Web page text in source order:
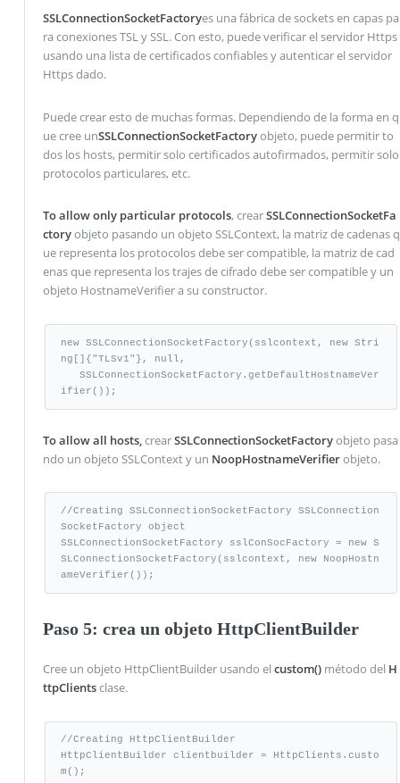
SSLConnectionSocketFactoryes una fábrica de sockets en capas pa
ra conexiones TSL y SSL. Con esto, puede verificar el servidor Https
usando una lista de certificados confiables y autenticar el servidor
Https dado.
Puede crear esto de muchas formas. Dependiendo de la forma en q
ue cree unSSLConnectionSocketFactoryobjeto, puede permitir to
dos los hosts, permitir solo certificados autofirmados, permitir solo
protocolos particulares, etc.
To allow only particular protocols, crearSSLConnectionSocketFa
ctoryobjeto pasando un objeto SSLContext, la matriz de cadenas q
ue representa los protocolos debe ser compatible, la matriz de cad
enas que representa los trajes de cifrado debe ser compatible y un
objeto HostnameVerifier a su constructor.
new SSLConnectionSocketFactory(sslcontext, new Stri
ng[]{"TLSv1"}, null,
ifier());
To allow all hosts, crearSSLConnectionSocketFactoryobjeto pasa
ndo un objeto SSLContext y un NoopHostnameVerifierobjeto.
//Creating SSLConnectionSocketFactory SSLConnection
SocketFactory object
SSLConnectionSocketFactory sslConSocFactory = new S
SLConnectionSocketFactory(sslcontext, new NoopHostn
ameVerifier());
Paso 5: crea un objeto HttpClientBuilder
Cree un objeto HttpClientBuilder usando el custom()método del H
ttpClientsclase.
//Creating HttpClientBuilder
HttpClientBuilder clientbuilder = HttpClients.custo
m();